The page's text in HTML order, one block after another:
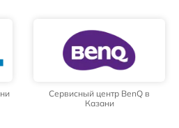
Сервисный центр BenQ в
Казани